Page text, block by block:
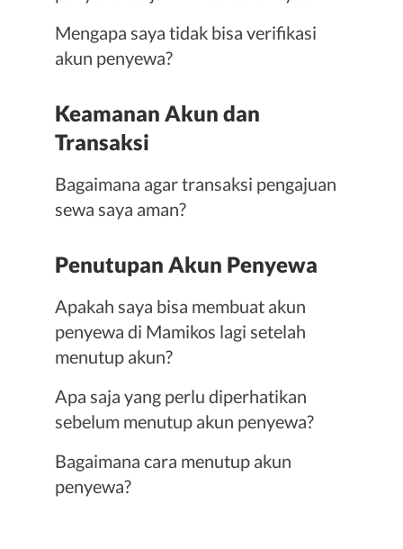
Mengapa saya tidak bisa verifikasi
akun penyewa?
Keamanan Akun dan
Transaksi
Bagaimana agar transaksi pengajuan
sewa saya aman?
Penutupan Akun Penyewa
Apakah saya bisa membuat akun
penyewa di Mamikos lagi setelah
menutup akun?
Apa saja yang perlu diperhatikan
sebelum menutup akun penyewa?
Bagaimana cara menutup akun
penyewa?